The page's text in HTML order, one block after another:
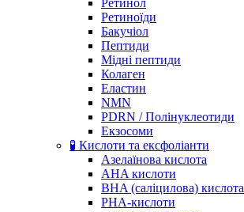
Ретинол
Ретиноїди
Бакучіол
Пептиди
Мідні пептиди
Колаген
Еластин
NMN
PDRN / Полінуклеотиди
Екзосоми
🧪 Кислоти та ексфоліанти
Азелаїнова кислота
AHA кислоти
BHA (саліцилова) кислота
PHA-кислоти